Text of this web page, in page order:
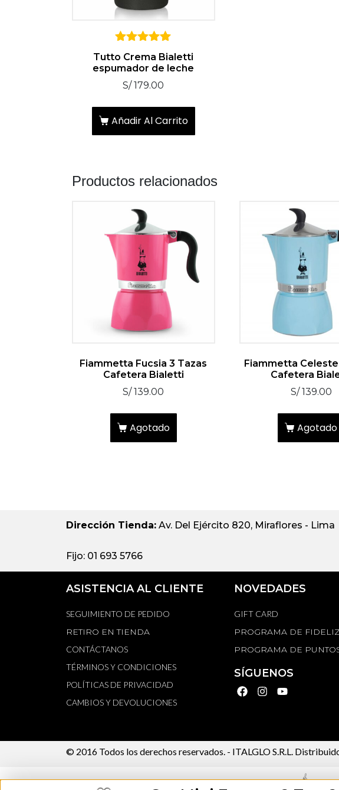
sobre 5
Tutto Crema Bialetti
espumador de leche
S/179.00
Añadir Al Carrito
Productos relacionados
Fiammetta Fucsia 3 Tazas
Cafetera Bialetti
S/ 139.00
Agotado
Fiammetta
Cafetera
S/139.00
Agotado
Dirección Tienda: Av. Del Ejército 820, Miraflores - Lima
Fijo: 01 693 5766
ASISTENCIA AL CLIENTE
SEGUIMIENTO DE PEDIDO
RETIRO EN TIENDA
CONTÁCTANOS
TÉRMINOS Y CONDICIONES
POLÍTICAS DE PRIVACIDAD
CAMBIOS Y DEVOLUCIONES
NOVEDADES
GIFT CARD
PROGRAMA DE
PROGRAMA DE
SÍGUENOS
© 2016 Todos los derechos reservados. - ITALGLO S.R.L.